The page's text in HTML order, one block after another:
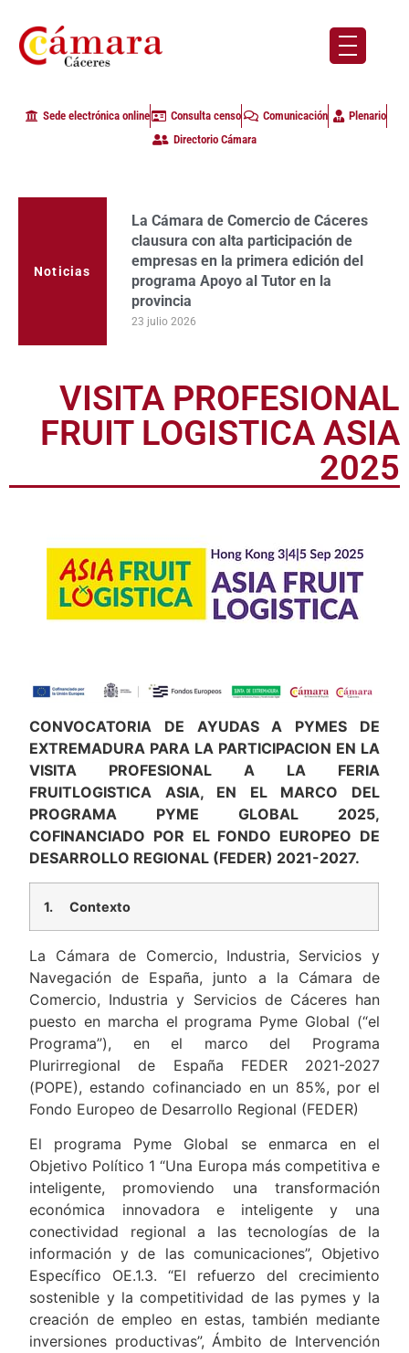
Sede electrónica online Consulta censo Comunicación
Plenario
Directorio Cámara
Noticias
La Cámara de Comercio de Cáceres
clausura con alta participación de
empresas en la primera edición del
programa Apoyo al Tutor en la
provincia
23 julio 2026
VISITA PROFESIONAL
FRUIT LOGISTICA ASIA
2025
CONVOCATORIA DE AYUDAS A PYMES DE
EXTREMADURA PARA LA PARTICIPACION EN LA
VISITA PROFESIONAL A LA FERIA
FRUITLOGISTICA ASIA, EN EL MARCO DEL
PROGRAMA PYME GLOBAL 2025,
COFINANCIADO POR EL FONDO EUROPEO DE
DESARROLLO REGIONAL (FEDER) 2021-2027.
1.Contexto
La Cámara de Comercio, Industria, Servicios y
Navegación de España, junto a la Cámara de
Comercio, Industria y Servicios de Cáceres han
puesto en marcha el programa Pyme Global (“el
Programa”), en el marco del Programa
Plurirregional de España FEDER 2021-2027
(POPE), estando cofinanciado en un 85%, por el
Fondo Europeo de Desarrollo Regional (FEDER)
El programa Pyme Global se enmarca en el
Objetivo Político 1 “Una Europa más competitiva e
inteligente, promoviendo una transformación
económica innovadora e inteligente y una
conectividad regional a las tecnologías de la
información y de las comunicaciones”, Objetivo
Específico OE.1.3. “El refuerzo del crecimiento
sostenible y la competitividad de las pymes y la
creación de empleo en estas, también mediante
inversiones productivas”, Ámbito de Intervención